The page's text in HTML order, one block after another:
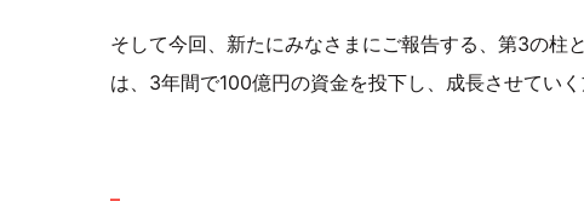
そして今回、新たにみなさまにご報告する、第3の柱
は、3年間で100億円の資金を投下し、成長させていく